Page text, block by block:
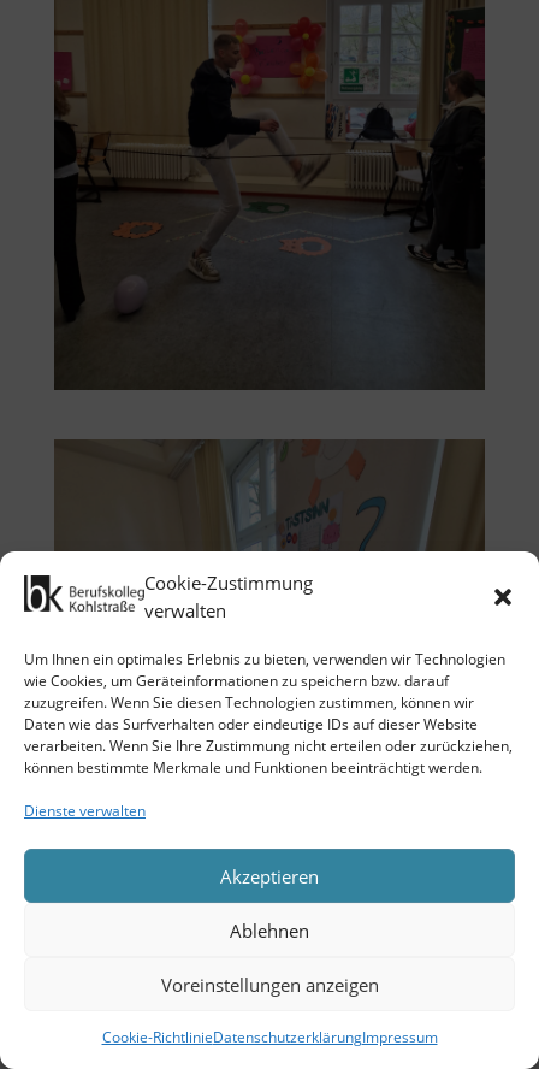
Cookie-Zustimmung
verwalten
Um Ihnen ein optimales Erlebnis zu bieten, verwenden wir Technologien
wie Cookies, um Geräteinformationen zu speichern bzw. darauf
zuzugreifen. Wenn Sie diesen Technologien zustimmen, können wir
Daten wie das Surfverhalten oder eindeutige IDs auf dieser Website
verarbeiten. Wenn Sie Ihre Zustimmung nicht erteilen oder zurückziehen,
können bestimmte Merkmale und Funktionen beeinträchtigt werden.
Dienste verwalten
Akzeptieren
Ablehnen
Voreinstellungen anzeigen
Cookie-RichtlinieDatenschutzerklärungImpressum